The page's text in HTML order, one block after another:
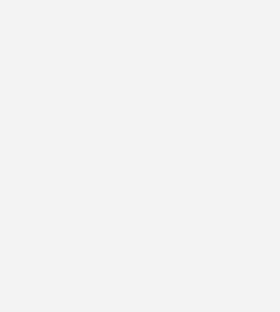
ist, dass ein
Öl-Heizungen ersetzt
sich die Entwicklung: Waren
Zubrot für einen kleinen Teil
zum „Störfaktor“: der Absatz
leicht, sie verliert aber nahezu
und kurzzeitig auch
bis 2022).
erkennen kann: Der 1:1-
war bis Anfang 2020 oft die